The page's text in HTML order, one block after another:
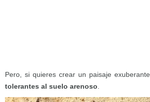
Pero, si quieres crear un paisaje
tolerantes al suelo arenoso